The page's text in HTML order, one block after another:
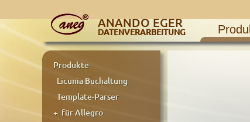
ANANDO EGER
DATENVERARBEITUNG
Produkte
Licunia Buchaltung
Template-Parser
+ für Allegro